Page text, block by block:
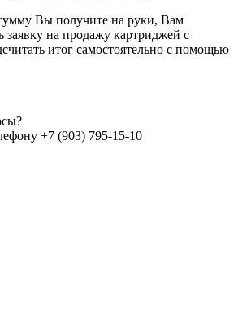
Вы получите на руки, Вам
заявку на продажу картриджей с
итог самостоятельно с помощью
+7 (903) 795-15-10